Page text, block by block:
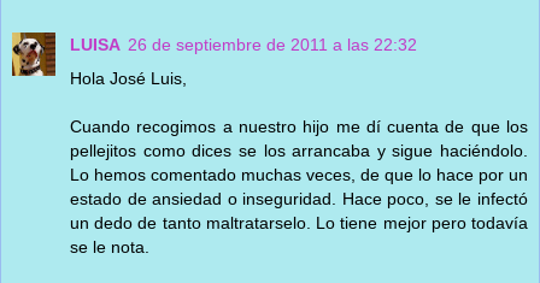
LUISA 26 de septiembre de 2011 a las 22:32
Hola José Luis,
Cuando recogimos a nuestro hijo me dí cuenta de que los
pellejitos como dices se los arrancaba y sigue haciéndolo.
Lo hemos comentado muchas veces, de que lo hace por un
estado de ansiedad o inseguridad. Hace poco, se le infectó
un dedo de tanto maltratarselo. Lo tiene mejor pero todavía
se le nota.